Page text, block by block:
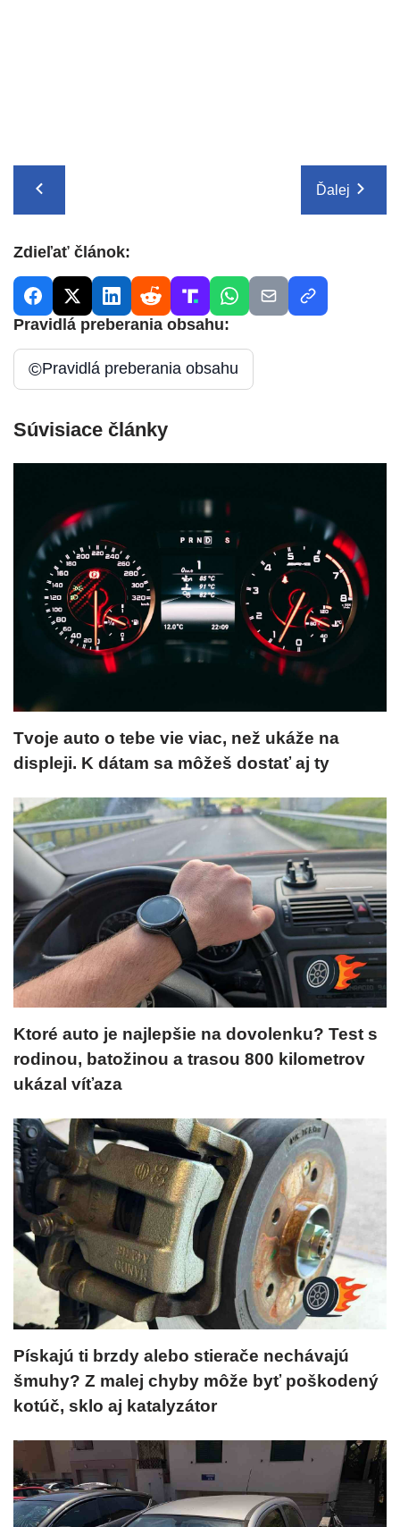
Ďalej
Zdieľať článok:
Pravidlá preberania obsahu:
©Pravidlá preberania obsahu
Súvisiace články
Tvoje auto o tebe vie viac, než ukáže na
displeji. K dátam sa môžeš dostať aj ty
Ktoré auto je najlepšie na dovolenku? Test s
rodinou, batožinou a trasou 800 kilometrov
ukázal víťaza
Pískajú ti brzdy alebo stierače nechávajú
šmuhy? Z malej chyby môže byť poškodený
kotúč, sklo aj katalyzátor